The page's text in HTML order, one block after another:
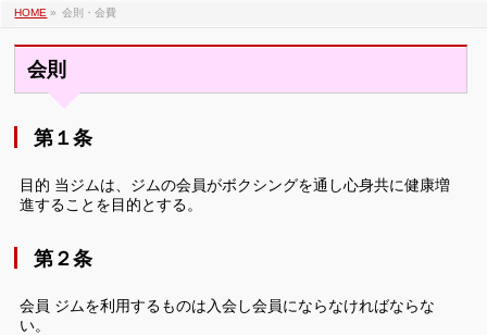
HOME » 会則・会費
会則
第１条
目的 当ジムは、ジムの会員がボクシングを通し心身共に健康増
進することを目的とする。
第２条
会員 ジムを利用するものは入会し会員にならなければならな
い。